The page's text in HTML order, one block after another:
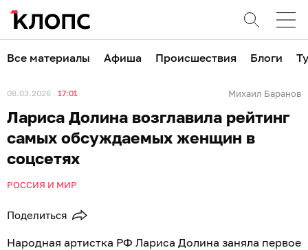
Все материалы Афиша Происшествия Блоги
08.03.2026 17:01 Михаил Баранов
Лариса Долина возглавила рейтинг
самых обсуждаемых женщин в
соцсетях
РОССИЯ И МИР
Поделиться
Народная артистка РФ Лариса Долина заняла первое